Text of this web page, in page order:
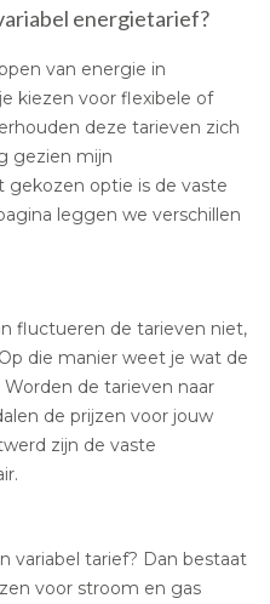
energietarief?
van energie in
kiezen voor flexibele of
deze tarieven zich
gezien mijn
optie is de vaste
leggen we verschillen
fluctueren de tarieven niet,
die manier weet je wat de
de tarieven naar
de prijzen voor jouw
zijn de vaste
variabel tarief? Dan bestaat
voor stroom en gas